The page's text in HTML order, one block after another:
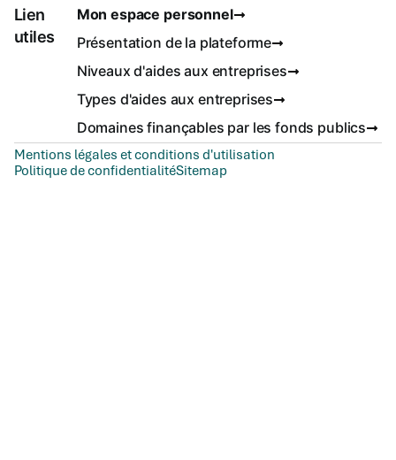
Lien
utiles
Mon espace personnel
Présentation de la plateforme
Niveaux d'aides aux entreprises
Types d'aides aux entreprises
Domaines finançables par les fonds publics
Mentions légales et conditions d'utilisation
Politique de confidentialitéSitemap